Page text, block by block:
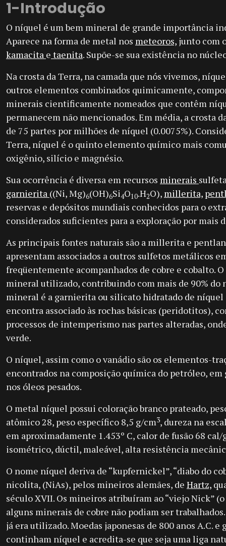
1-Introdução
O níquel é um bem mineral de grande importância
Aparece na forma de metal nos meteoros, junto com
kamacita e taenita. Supõe-se sua existência no
Na crosta da Terra, na camada que nós vivemos,
outros elementos combinados quimicamente,
minerais cientificamente nomeados que contêm
permanecem não mencionados. Em média, a crosta
de 75 partes por milhões de níquel (0.0075%).
Terra, níquel é o quinto elemento químico mais
oxigênio, silício e magnésio.
Sua ocorrência é diversa em recursos minerais
garnierita ((Ni, Mg)6(OH)6Si4O10.H2O), millerita,
reservas e depósitos mundiais conhecidos para o
considerados suficientes para a exploração por mais
As principais fontes naturais são a millerita e
apresentam associados a outros sulfetos metálicos
freqüentemente acompanhados de cobre e cobalto.
mineral utilizado, contribuindo com mais de 90% do
mineral é a garnierita ou silicato hidratado de níquel
encontra associado às rochas básicas (peridotitos),
processos de intemperismo nas partes alteradas,
verde.
O níquel, assim como o vanádio são os elementos-
encontrados na composição química do petróleo,
nos óleos pesados.
O metal níquel possui coloração branco prateado,
atômico 28, peso específico 8,5 g/cm3, dureza na
em aproximadamente 1.453º C, calor de fusão 68
isométrico, dúctil, maleável, alta resistência
O nome níquel deriva de “kupfernickel”, “diabo do
nicolita, (NiAs), pelos mineiros alemães, de Hartz,
século XVII. Os mineiros atribuíram ao “viejo Nick”
alguns minerais de cobre não podiam ser
já era utilizado. Moedas japonesas de 800 anos A.C. e
continham níquel e acredita-se que seja uma liga